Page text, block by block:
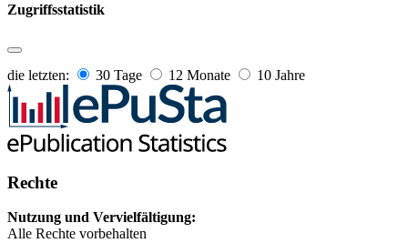
Zugriffsstatistik
die letzten: 30 Tage 12 Monate 10 Jahre
Rechte
Nutzung und Vervielfältigung:
Alle Rechte vorbehalten